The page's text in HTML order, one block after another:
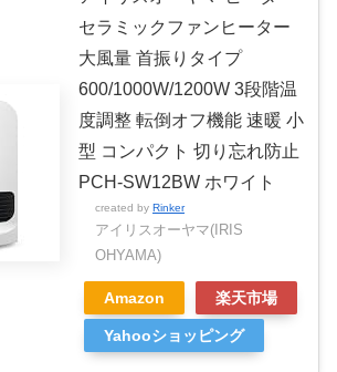
セラミックファンヒーター
大風量 首振りタイプ
600/1000W/1200W 3段階温
度調整 転倒オフ機能 速暖 小
型 コンパクト 切り忘れ防止
PCH-SW12BW ホワイト
created by Rinker
アイリスオーヤマ(IRIS
OHYAMA)
Amazon 楽天市場
Yahooショッピング